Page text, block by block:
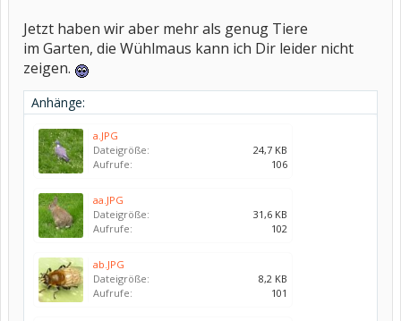
Jetzt haben wir aber mehr als genug Tiere
im Garten, die Wühlmaus kann ich Dir leider nicht
zeigen.
Anhänge:
a.JPG
Dateigröße:
24,7 KB
Aufrufe:
106
aa.JPG
Dateigröße:
31,6 KB
Aufrufe:
102
ab.JPG
Dateigröße:
8,2 KB
Aufrufe:
101